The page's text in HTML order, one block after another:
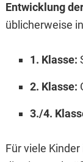
Entwicklung
üblicherweise
1. Klasse:
2. Klasse:
3./4.
Für viele